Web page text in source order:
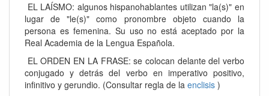
EL LAÍSMO: algunos hispanohablantes utilizan "la(s)" en
lugar de "le(s)" como pronombre objeto cuando la
persona es femenina. Su uso no está aceptado por la
Real Academia de la Lengua Española.
EL ORDEN EN LA FRASE: se colocan delante del verbo
conjugado y detrás del verbo en imperativo positivo,
infinitivo y gerundio. (Consultar regla de la enclisis )